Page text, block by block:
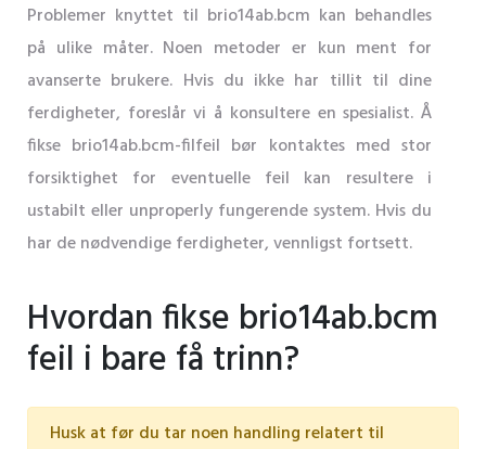
Problemer knyttet til brio14ab.bcm kan behandles
på ulike måter. Noen metoder er kun ment for
avanserte brukere. Hvis du ikke har tillit til dine
ferdigheter, foreslår vi å konsultere en spesialist. Å
fikse brio14ab.bcm-filfeil bør kontaktes med stor
forsiktighet for eventuelle feil kan resultere i
ustabilt eller unproperly fungerende system. Hvis du
har de nødvendige ferdigheter, vennligst fortsett.
Hvordan fikse brio14ab.bcm
feil i bare få trinn?
Husk at før du tar noen handling relatert til